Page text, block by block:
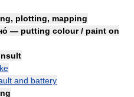
plotting, mapping
— putting colour / paint on
and battery